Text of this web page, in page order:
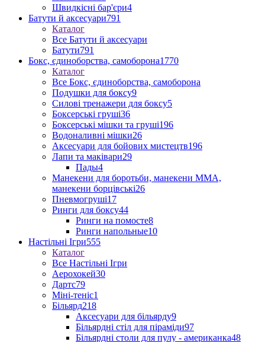
Швидкісні бар'єри4
Батути й аксесуари791
Каталог
Все Батути й аксесуари
Батути791
Бокс, єдиноборства, самоборона1770
Каталог
Все Бокс, єдиноборства, самоборона
Подушки для боксу9
Силові тренажери для боксу5
Боксерські груші36
Боксерські мішки та груші196
Водоналивні мішки26
Аксесуари для бойових мистецтв196
Лапи та маківари29
Пады4
Манекени для боротьби, манекени ММА,
манекени борцівські26
Пневмогруші17
Ринги для боксу44
Ринги на помосте8
Ринги напольные10
Настільні Ігри555
Каталог
Все Настільні Ігри
Аерохокей30
Дартс79
Міні-теніс1
Більярд218
Аксесуари для більярду9
Більярдні стіл для піраміди97
Більярдні столи для пулу - американка48